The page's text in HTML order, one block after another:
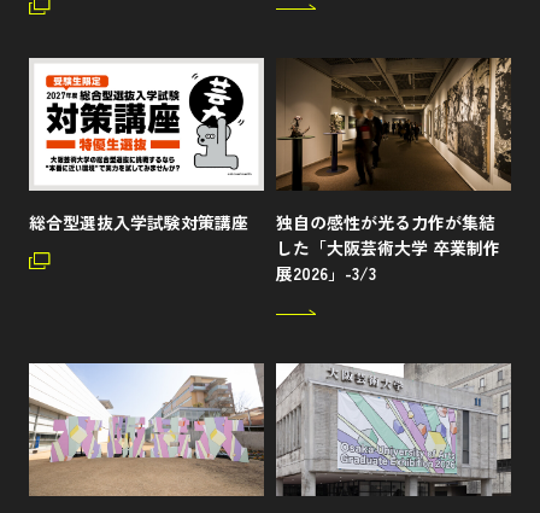
総合型選抜入学試験対策講座
独自の感性が光る力作が集結
した「大阪芸術大学 卒業制作
展2026」-3/3